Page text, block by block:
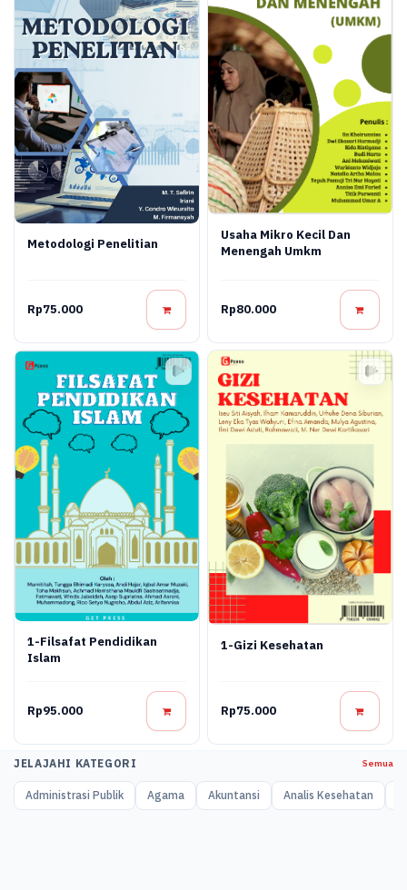
Metodologi Penelitian
Rp75.000
Usaha Mikro Kecil Dan
Menengah Umkm
Rp80.000
1-Filsafat Pendidikan
Islam
Rp95.000
1-Gizi Kesehatan
Rp75.000
JELAJAHI KATEGORI Semua
Administrasi Publik Agama Akuntansi Analis Kesehatan